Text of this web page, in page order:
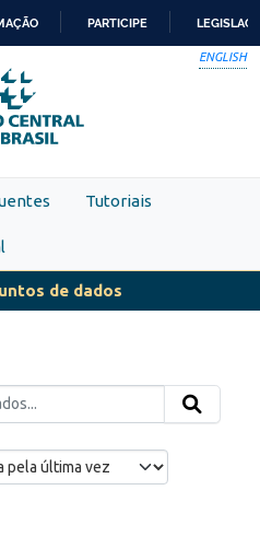
PARA
O
CONTEÚDO
PARTICIPE
ENGLISH
Tutoriais
de dados